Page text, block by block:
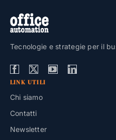
Tecnologie e strategie per il
LINK UTILI
Chi siamo
Contatti
Newsletter